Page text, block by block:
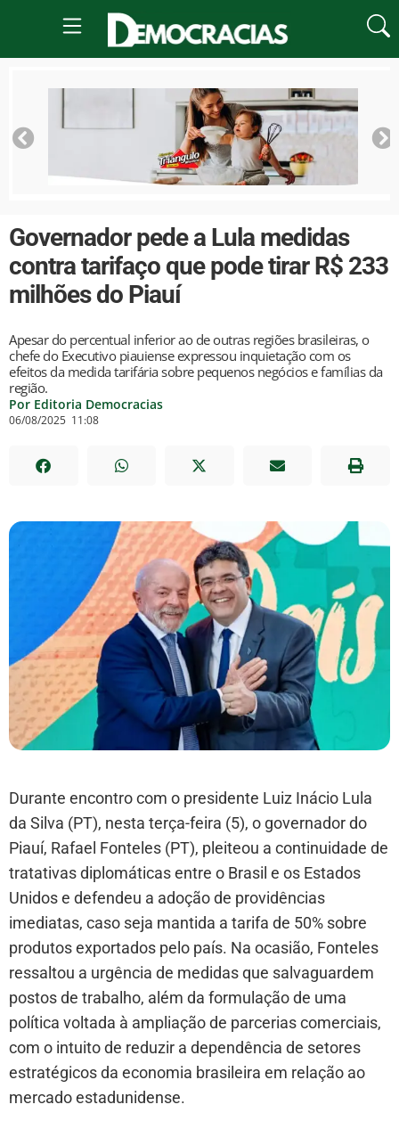
Governador pede a Lula medidas
contra tarifaço que pode tirar R$ 233
milhões do Piauí
Apesar do percentual inferior ao de outras regiões brasileiras, o
chefe do Executivo piauiense expressou inquietação com os
efeitos da medida tarifária sobre pequenos negócios e famílias da
região.
Por Editoria Democracias
06/08/2025 11:08
Durante encontro com o presidente Luiz Inácio Lula
da Silva (PT), nesta terça-feira (5), o governador do
Piauí, Rafael Fonteles (PT), pleiteou a continuidade de
tratativas diplomáticas entre o Brasil e os Estados
Unidos e defendeu a adoção de providências
imediatas, caso seja mantida a tarifa de 50% sobre
produtos exportados pelo país. Na ocasião, Fonteles
ressaltou a urgência de medidas que salvaguardem
postos de trabalho, além da formulação de uma
política voltada à ampliação de parcerias comerciais,
com o intuito de reduzir a dependência de setores
estratégicos da economia brasileira em relação ao
mercado estadunidense.